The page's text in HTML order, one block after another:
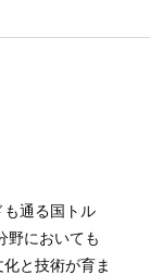
通る国トル
野においても
と技術が育ま